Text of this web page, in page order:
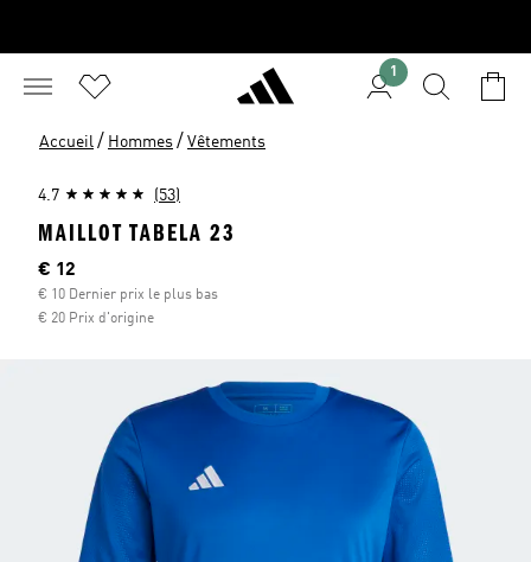
1
Accueil / Hommes / Vêtements
4.7 (53)
MAILLOT TABELA 23
Current price
€ 12
€ 10 Dernier prix le plus bas
€ 20 Prix d'origine